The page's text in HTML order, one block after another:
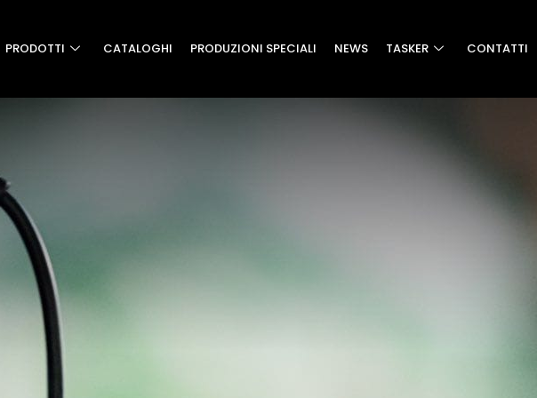
PRODOTTI CATALOGHI PRODUZIONI SPECIALI NEWS TASKER CONTATTI